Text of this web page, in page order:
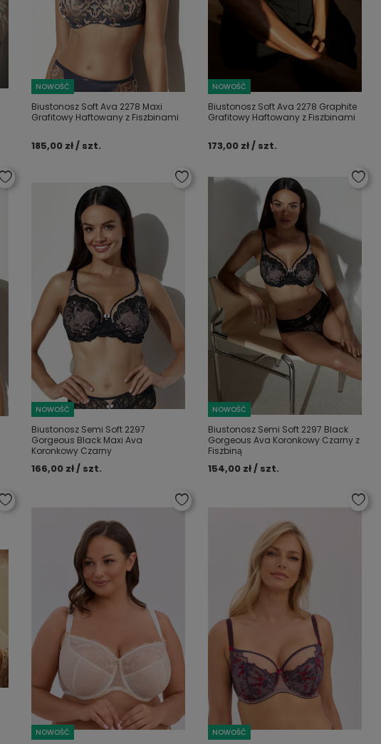
NOWOŚĆ
Biustonosz Soft Ava 2278 Maxi
Grafitowy Haftowany z Fiszbinami
185,00 zł / szt.
NOWOŚĆ
Biustonosz Soft Ava 2278 Graphite
Grafitowy Haftowany z Fiszbinami
173,00 zł / szt.
NOWOŚĆ
Biustonosz Semi Soft 2297
Gorgeous Black Maxi Ava
Koronkowy Czarny
166,00 zł / szt.
NOWOŚĆ
Biustonosz Semi Soft 2297 Black
Gorgeous Ava Koronkowy Czarny z
Fiszbiną
154,00 zł / szt.
NOWOŚĆ NOWOŚĆ